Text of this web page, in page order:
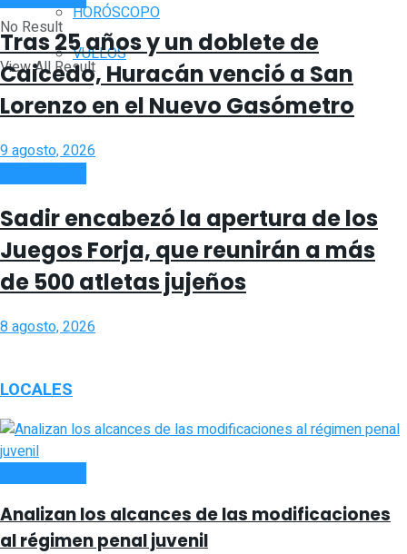
No Result
View All Result
HORÓSCOPO
VUELOS
Tras 25 años y un doblete de
Caicedo, Huracán venció a San
Lorenzo en el Nuevo Gasómetro
9 agosto, 2026
Sadir encabezó la apertura de los
Juegos Forja, que reunirán a más
de 500 atletas jujeños
8 agosto, 2026
LOCALES
Analizan los alcances de las modificaciones
al régimen penal juvenil